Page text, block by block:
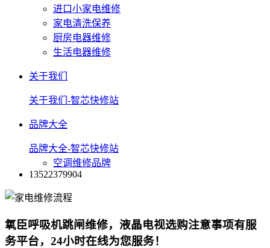
进口小家电维修
家电清洗保养
厨房电器维修
生活电器维修
关于我们
关于我们-智芯快修站
品牌大全
品牌大全-智芯快修站
空调维修品牌
13522379904
氧臣呼吸机跳闸维修，液晶电视选购注意事项有服
务平台，24小时在线为您服务！